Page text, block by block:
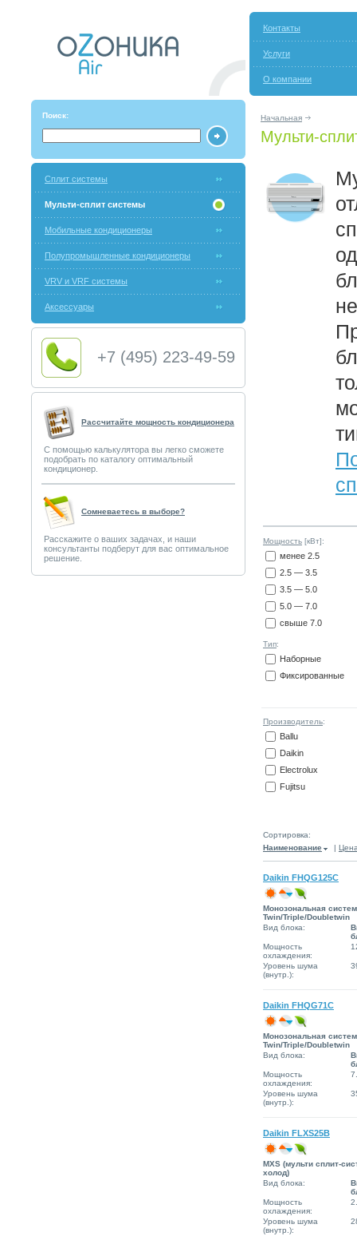
Контакты
Услуги
О компании
Поиск: Начальная
Мульти-
Сплит системы
Мульти-сплит системы
Мобильные кондиционеры
Полупромышленные кондиционеры
VRV и VRF системы
Аксессуары
+7 (495) 223-49-59
Рассчитайте мощность кондиционера
С помощью калькулятора вы легко сможете
подобрать по каталогу оптимальный
кондиционер.
Сомневаетесь в выборе?
Расскажите о ваших задачах, и наши
консультанты подберут для вас оптимальное
решение.
Мощность [кВт]:
менее 2.5
2.5 — 3.5
3.5 — 5.0
5.0 — 7.0
свыше 7.0
Тип:
Наборные
Фиксированные
Производитель:
Ballu
Daikin
Electrolux
Fujitsu
Сортировка:
Наименование
|
Daikin FHQG125C
Монозональная
Twin/Triple/Doubletwin
Вид блока:
Мощность
охлаждения:
Уровень шума
(внутр.):
Daikin FHQG71C
Монозональная
Twin/Triple/Doubletwin
Вид блока:
Мощность
охлаждения:
Уровень шума
(внутр.):
Daikin FLXS25B
MXS (мульти сплит-
холод)
Вид блока:
Мощность
охлаждения:
Уровень шума
(внутр.):